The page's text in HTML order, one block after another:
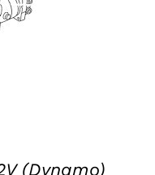
(Dynamo)